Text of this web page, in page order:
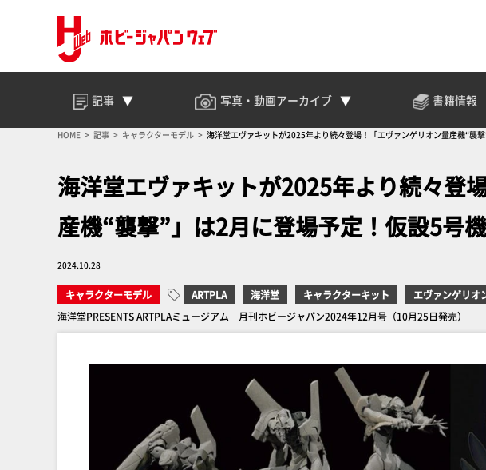
記事 写真・動画アーカイブ 書籍情報
HOME 記事 キャラクターモデル 海洋堂エヴァキットが2025年より続々登場！「エヴァンゲリオン量産機“襲
海洋堂エヴァキットが2025年より続々登
産機“襲撃”」は2月に登場予定！仮設5号
2024.10.28
キャラクターモデル ARTPLA 海洋堂 キャラクターキット
エヴァンゲリオ
海洋堂PRESENTS ARTPLAミュージアム 月刊ホビージャパン2024年12月号（10月25日発売）